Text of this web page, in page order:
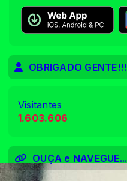
OBRIGADO GENTE!!!
Visitantes
1.603.606
OUÇA e NAVEGUE...